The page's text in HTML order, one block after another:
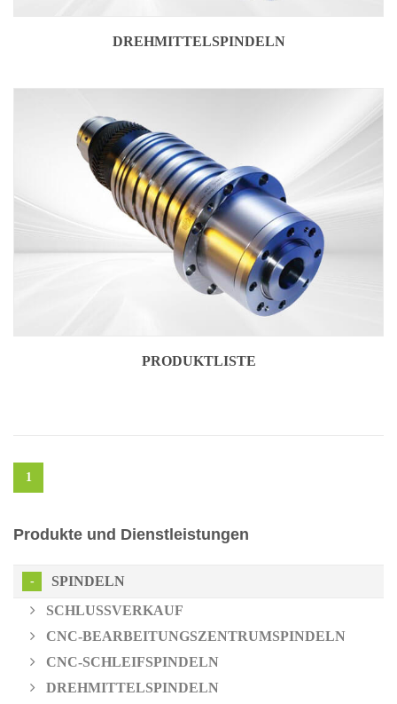
DREHMITTELSPINDELN
PRODUKTLISTE
1
Produkte und Dienstleistungen
SPINDELN
SCHLUSSVERKAUF
CNC-BEARBEITUNGSZENTRUMSPINDELN
CNC-SCHLEIFSPINDELN
DREHMITTELSPINDELN